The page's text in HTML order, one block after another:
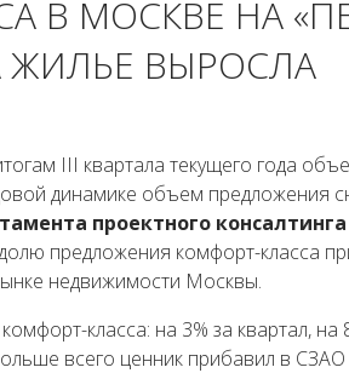
В МОСКВЕ НА
ВЫРОСЛА
III квартала текущего года
динамике объем предложения
проектного
предложения комфорт-класса
недвижимости Москвы.
класса: на 3% за квартал, на
всего ценник прибавил в СЗАО